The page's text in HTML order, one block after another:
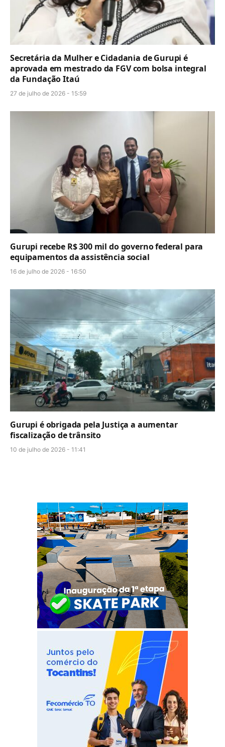
Secretária da Mulher e Cidadania de Gurupi é
aprovada em mestrado da FGV com bolsa integral
da Fundação Itaú
27 de julho de 2026 - 15:59
Gurupi recebe R$ 300 mil do governo federal para
equipamentos da assistência social
16 de julho de 2026 - 16:50
Gurupi é obrigada pela Justiça a aumentar
fiscalização de trânsito
10 de julho de 2026 - 11:41